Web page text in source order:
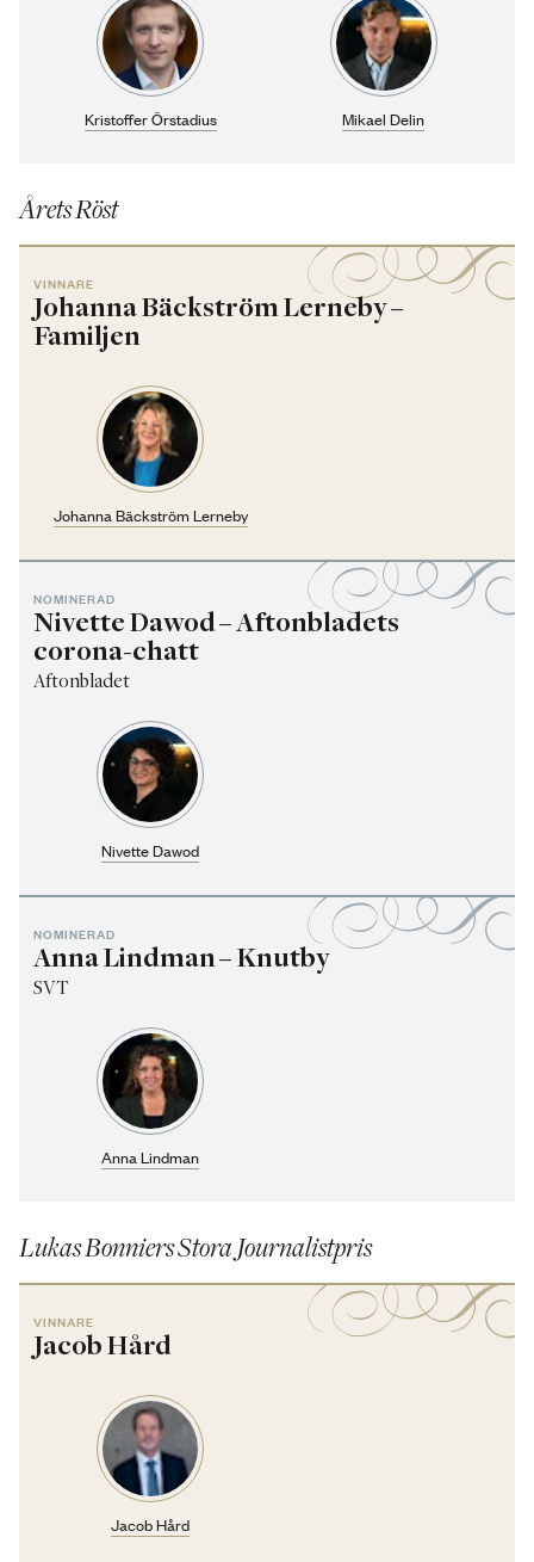
Kristoffer Örstadius Mikael Delin
Årets Röst
VINNARE
Johanna Bäckström Lerneby –
Familjen
Johanna Bäckström Lerneby
NOMINERAD
Nivette Dawod – Aftonbladets
corona-chatt
Aftonbladet
Nivette Dawod
NOMINERAD
Anna Lindman – Knutby
SVT
Anna Lindman
Lukas Bonniers Stora Journalistpris
VINNARE
Jacob Hård
Jacob Hård